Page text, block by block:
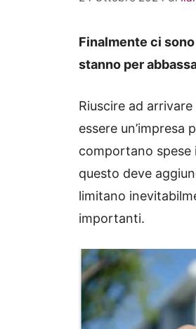
Finalmente ci
stanno per
Riuscire ad
essere
comportano spese
questo deve
limitano
importanti.